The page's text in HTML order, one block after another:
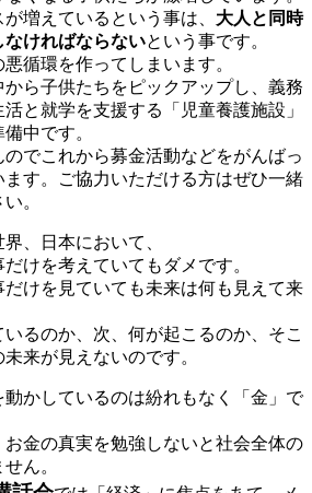
増えているという事は、 大人と同時
ければならないという事です。
循環を作ってしまいます。
ら子供たちをピックアップし、義務
と就学を支援する「児童養護施設」
中です。
でこれから募金活動などをがんばっ
す。ご協力いただける方はぜひ一緒
。
、日本において、
けを考えていてもダメです。
だけを見ていても未来は何も見えて来
るのか、次、何が起こるのか、そこ
来が見えないのです。
かしているのは紛れもなく「金」で
金の真実を勉強しないと社会全体の
ん。